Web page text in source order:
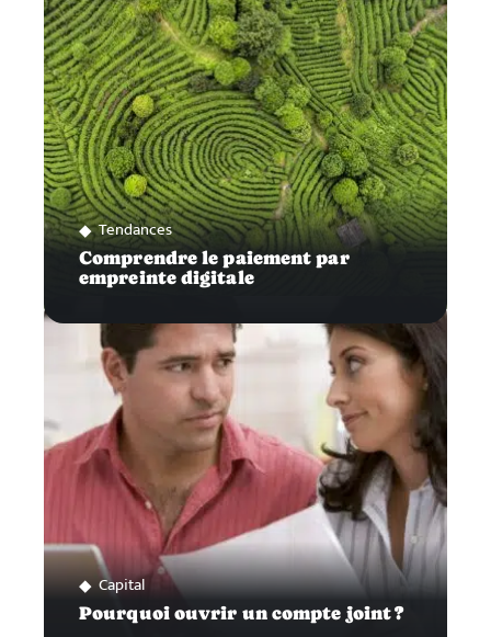
Tendances
Comprendre le paiement par
empreinte digitale
Capital
Pourquoi ouvrir un compte joint ?